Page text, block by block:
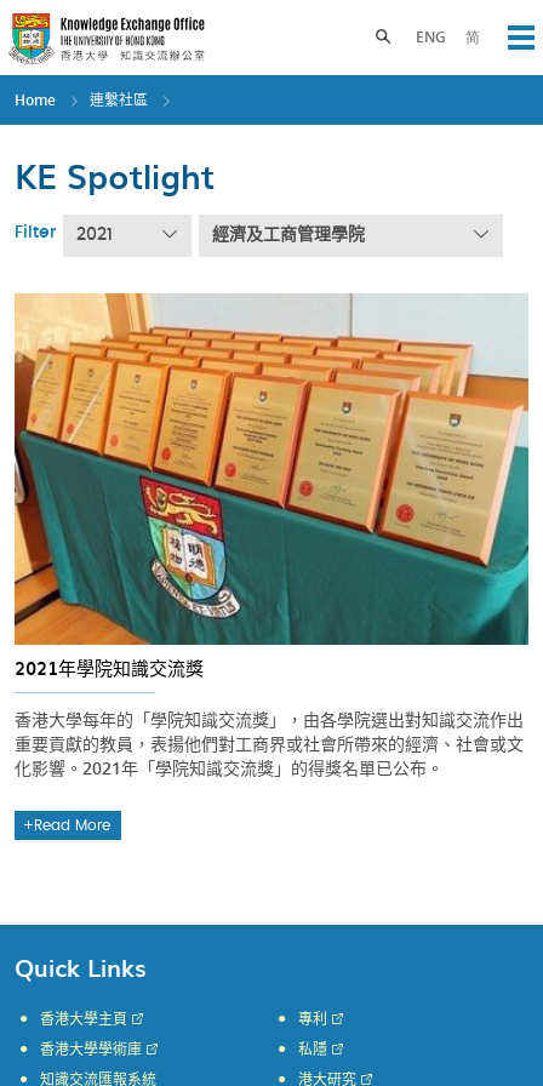
Skip
to
main
content
ENG 简
Toggle search panel
Home 連繫社區
KE Spotlight
Filter 2021 經濟及工商管理學院
2021年學院知識交流獎
香港大學每年的「學院知識交流獎」，由各學院選出對知識交流作出
重要貢獻的教員，表揚他們對工商界或社會所帶來的經濟、社會或文
化影響。2021年「學院知識交流獎」的得獎名單已公布。
Read More
Quick Links
香港大學主頁
香港大學學術庫
知識交流匯報系統
專利
私隱
港大研究